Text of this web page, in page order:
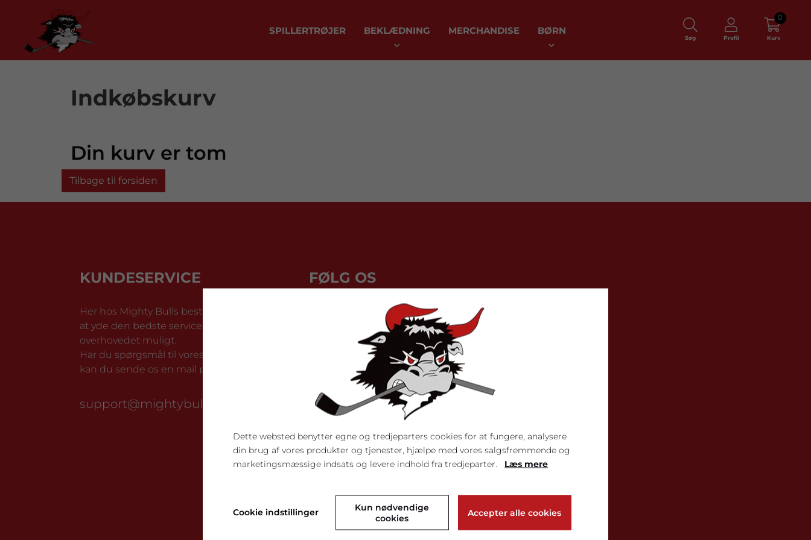
SPILLERTRØJER BEKLÆDNING MERCHANDISE BØRN
Søg Profil Kurv
0
Indkøbskurv
Din kurv er tom
Tilbage til forsiden
KUNDESERVICE
Her hos Mighty Bulls bestræber vi os på
at yde den bedste service, som
overhovedet muligt.
Har du spørgsmål til vores produkter, så
kan du sende os en mail på:
support@mightybullsshop.dk
FØLG OS
Hold dig opdateret med vores
kampagner, produktnyheder mv. på
Mighty Bulls ved at følge os på de
sociale medier.
Dette websted benytter egne og tredjeparters cookies for at fungere, analysere
din brug af vores produkter og tjenester, hjælpe med vores salgsfremmende og
marketingsmæssige indsats og levere indhold fra tredjeparter. Læs mere
Cookie indstillinger
Kun nødvendige
cookies
Accepter alle cookies